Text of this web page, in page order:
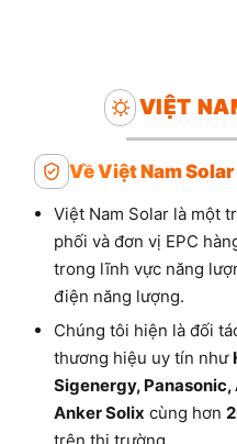
VIỆT
Về Việt Nam Solar
Việt Nam Solar là một
phối và đơn vị EPC
trong lĩnh vực năng
điện năng lượng.
Chúng tôi hiện là đối
thương hiệu uy tín như
Sigenergy, Panasonic,
Anker Solix cùng hơn